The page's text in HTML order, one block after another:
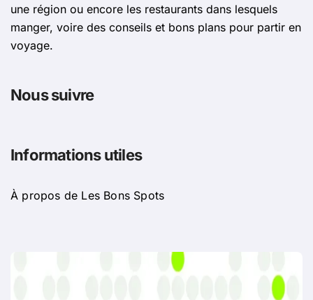
une région ou encore les restaurants dans lesquels
manger, voire des conseils et bons plans pour partir en
voyage.
Nous suivre
Informations utiles
À propos de Les Bons Spots